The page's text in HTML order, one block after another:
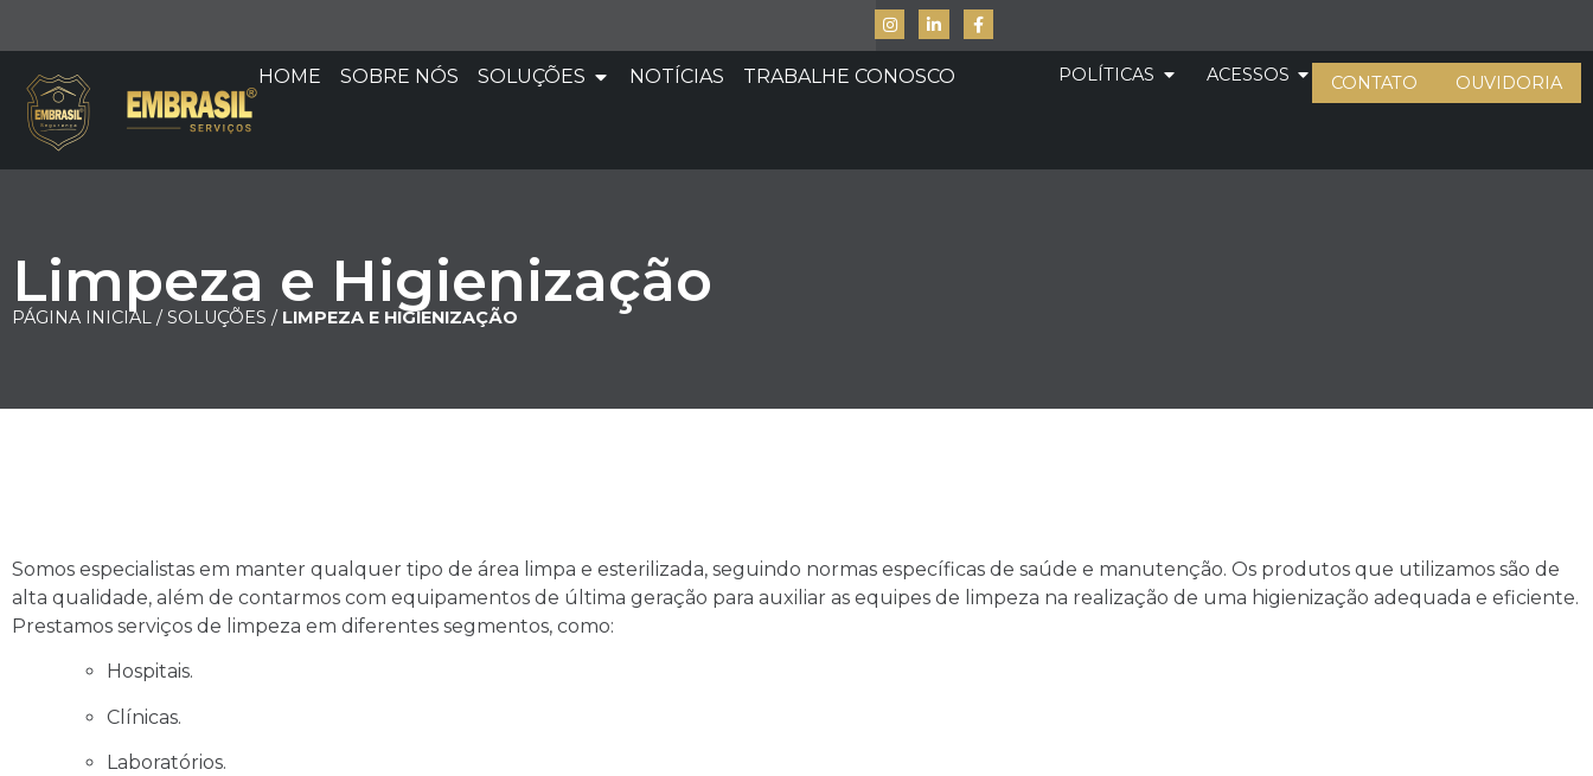
HOME SOBRE NÓS SOLUÇÕES NOTÍCIAS TRABALHE CONOSCO POLÍTICAS ACESSOS CONTATO OUVIDORIA
Limpeza e Higienização
PÁGINA INICIAL / SOLUÇÕES / LIMPEZA E HIGIENIZAÇÃO
Somos especialistas em manter qualquer tipo de área limpa e esterilizada, seguindo normas específicas de saúde e manutenção. Os produtos que utilizamos são de
alta qualidade, além de contarmos com equipamentos de última geração para auxiliar as equipes de limpeza na realização de uma higienização adequada e eficiente.
Prestamos serviços de limpeza em diferentes segmentos, como:
Hospitais.
Clínicas.
Laboratórios.